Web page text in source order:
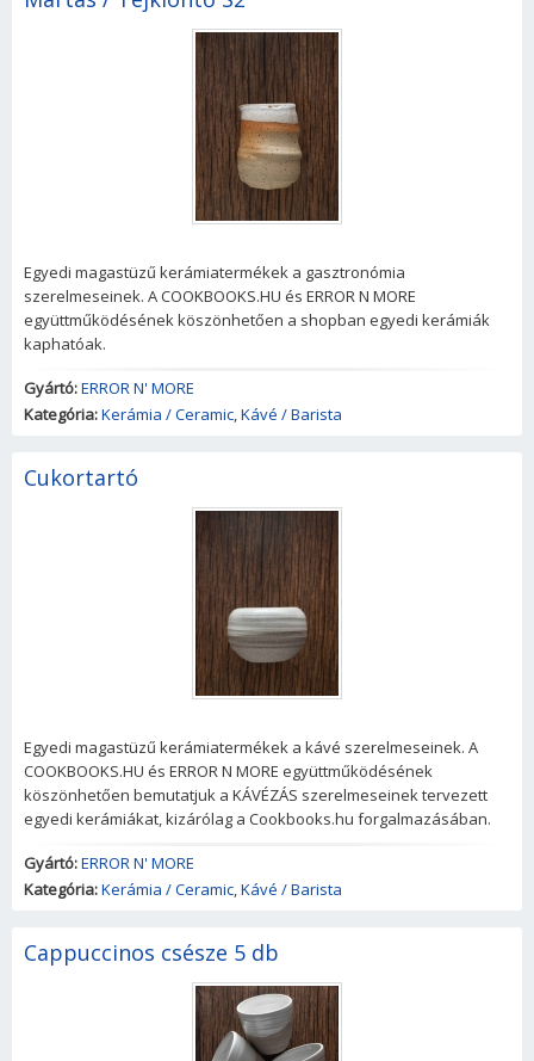
Egyedi magastüzű kerámiatermékek a gasztronómia
szerelmeseinek. A COOKBOOKS.HU és ERROR N MORE
együttműködésének köszönhetően a shopban egyedi kerámiák
kaphatóak.
Gyártó:ERROR N' MORE
Kategória:Kerámia / Ceramic,Kávé / Barista
Cukortartó
Egyedi magastüzű kerámiatermékek a kávé szerelmeseinek. A
COOKBOOKS.HU és ERROR N MORE együttműködésének
köszönhetően bemutatjuk a KÁVÉZÁS szerelmeseinek tervezett
egyedi kerámiákat, kizárólag a Cookbooks.hu forgalmazásában.
Gyártó:ERROR N' MORE
Kategória:Kerámia / Ceramic,Kávé / Barista
Cappuccinos csésze 5 db